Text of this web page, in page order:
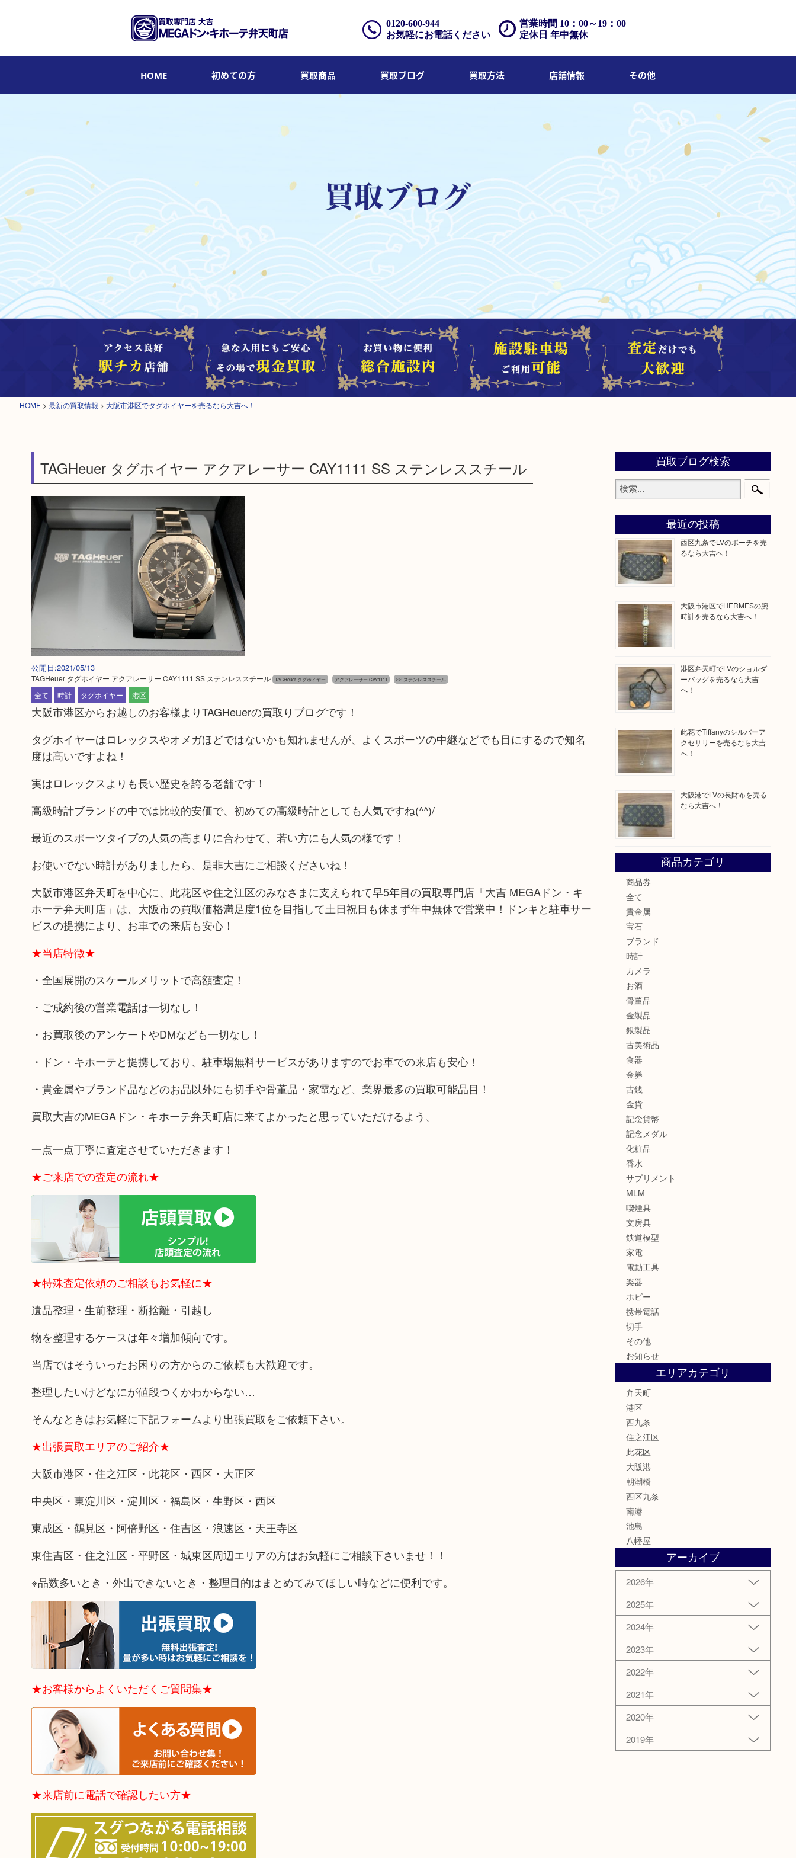
営業時間 10：00～19：00
定休日 年中無休
0120-600-944
お気軽にお電話ください
HOME 初めての方 買取商品 買取ブログ 買取方法 店舗情報 その他
HOME > 最新の買取情報 > 大阪市港区でタグホイヤーを売るなら大吉へ！
TAGHeuer タグホイヤー アクアレーサー CAY1111 SS ステンレススチール
公開日:2021/05/13
TAGHeuer タグホイヤー アクアレーサー CAY1111 SS ステンレススチール TAGHeuer タグホイヤー アクアレーサー CAY1111 SS ステンレススチール
全て 時計 タグホイヤー 港区
大阪市港区からお越しのお客様よりTAGHeuerの買取りブログです！
タグホイヤーはロレックスやオメガほどではないかも知れませんが、よくスポーツの中継などでも目にするので知名
度は高いですよね！
実はロレックスよりも長い歴史を誇る老舗です！
高級時計ブランドの中では比較的安価で、初めての高級時計としても人気ですね(^^)/
最近のスポーツタイプの人気の高まりに合わせて、若い方にも人気の様です！
お使いでない時計がありましたら、是非大吉にご相談くださいね！
大阪市港区弁天町を中心に、此花区や住之江区のみなさまに支えられて早5年目の買取専門店「大吉 MEGAドン・キ
ホーテ弁天町店」は、大阪市の買取価格満足度1位を目指して土日祝日も休まず年中無休で営業中！ドンキと駐車サー
ビスの提携により、お車での来店も安心！
★当店特徴★
・全国展開のスケールメリットで高額査定！
・ご成約後の営業電話は一切なし！
・お買取後のアンケートやDMなども一切なし！
・ドン・キホーテと提携しており、駐車場無料サービスがありますのでお車での来店も安心！
・貴金属やブランド品などのお品以外にも切手や骨董品・家電など、業界最多の買取可能品目！
買取大吉のMEGAドン・キホーテ弁天町店に来てよかったと思っていただけるよう、
一点一点丁寧に査定させていただきます！
★ご来店での査定の流れ★
★特殊査定依頼のご相談もお気軽に★
遺品整理・生前整理・断捨離・引越し
物を整理するケースは年々増加傾向です。
当店ではそういったお困りの方からのご依頼も大歓迎です。
整理したいけどなにが値段つくかわからない…
そんなときはお気軽に下記フォームより出張買取をご依頼下さい。
★出張買取エリアのご紹介★
大阪市港区・住之江区・此花区・西区・大正区
中央区・東淀川区・淀川区・福島区・生野区・西区
東成区・鶴見区・阿倍野区・住吉区・浪速区・天王寺区
東住吉区・住之江区・平野区・城東区周辺エリアの方はお気軽にご相談下さいませ！！
※品数多いとき・外出できないとき・整理目的はまとめてみてほしい時などに便利です。
★お客様からよくいただくご質問集★
★来店前に電話で確認したい方★
買取ブログ検索
最近の投稿
西区九条でLVのポーチを売
るなら大吉へ！
大阪市港区でHERMESの腕
時計を売るなら大吉へ！
港区弁天町でLVのショルダ
ーバッグを売るなら大吉
へ！
此花でTiffanyのシルバーア
クセサリーを売るなら大吉
へ！
大阪港でLVの長財布を売る
なら大吉へ！
商品カテゴリ
商品券
全て
貴金属
宝石
ブランド
時計
カメラ
お酒
骨董品
金製品
銀製品
古美術品
食器
金券
古銭
金貨
記念貨幣
記念メダル
化粧品
香水
サプリメント
MLM
喫煙具
文房具
鉄道模型
家電
電動工具
楽器
ホビー
携帯電話
切手
その他
お知らせ
エリアカテゴリ
弁天町
港区
西九条
住之江区
此花区
大阪港
朝潮橋
西区九条
南港
池島
八幡屋
アーカイブ
2026年
2025年
2024年
2023年
2022年
2021年
2020年
2019年